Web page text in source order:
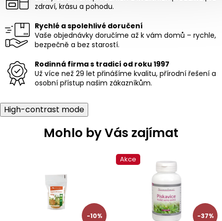
v
y
v
ý
i
s
u
zdraví, krásu a pohodu.
Rychlé a spolehlivé doručení
Vaše objednávky doručíme až k vám domů – rychle,
bezpečně a bez starostí.
Rodinná firma s tradicí od roku 1997
Už více než 29 let přinášíme kvalitu, přírodní řešení a
osobní přístup našim zákazníkům.
High-contrast mode
Mohlo by Vás zajímat
-10%
Akce
-37%